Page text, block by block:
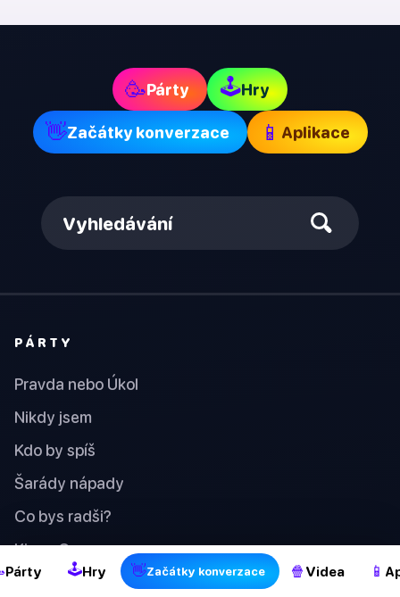
Párty 🕹Hry 👋Začátky konverzace 🍿 Videa 📱
🥳Párty 🕹Hry
👋Začátky konverzace 📱 Aplikace
Vyhledávání
PÁRTY
Pravda nebo Úkol
Nikdy jsem
Kdo by spíš
Šarády nápady
Co bys radši?
Kings Cup